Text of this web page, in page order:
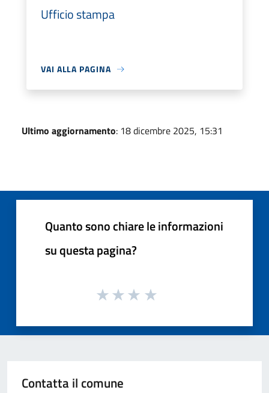
Ufficio stampa
VAI ALLA PAGINA
Ultimo aggiornamento: 18 dicembre 2025, 15:31
Quanto sono chiare le informazioni
su questa pagina?
Contatta il comune